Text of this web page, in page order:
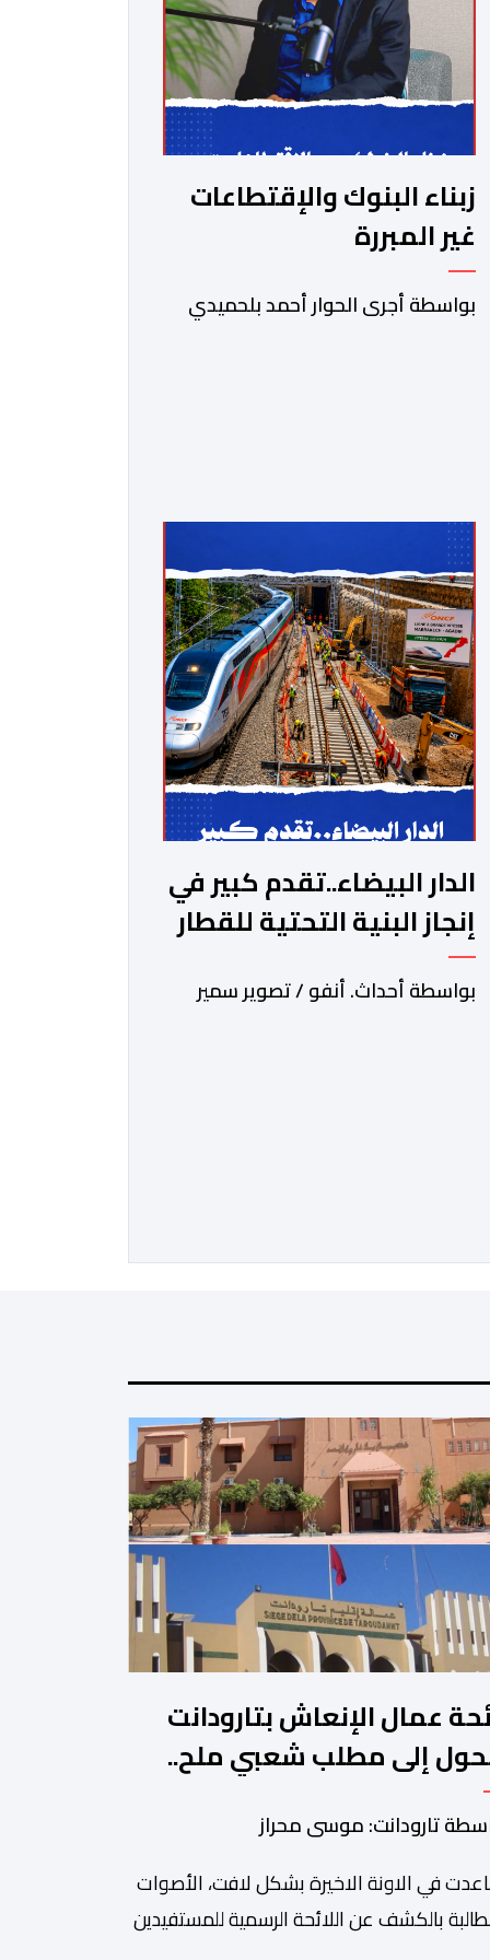
زبناء البنوك والإقتطاعات
غير المبررة
بواسطة أجرى الحوار أحمد بلحميدي
الدار البيضاء..تقدم كبير في
إنجاز البنية التحتية للقطار
فائق السرعة
بواسطة أحداث. أنفو / تصوير سمير
عمال الإنعاش بتارودانت
إلى مطلب شعبي ملح..
يجيب؟.
تارودانت: موسى محراز
في الاونة الاخيرة بشكل لافت، الأصوات
بالكشف عن اللائحة الرسمية للمستفيدين